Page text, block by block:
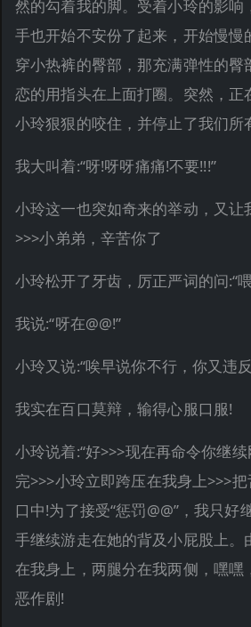
然的勾着我的脚。受着小玲的影响
手也开始不安份了起来，开始慢慢
穿小热裤的臀部，那充满弹性的臀
恋的用指头在上面打圈。突然，正
小玲狠狠的咬住，并停止了我们所
我大叫着:“呀!呀呀痛痛!不要!!!”
小玲这一也突如奇来的举动，又让
>>>小弟弟，辛苦你了
小玲松开了牙齿，厉正严词的问:“
我说:“呀在@@!”
小玲又说:“唉早说你不行，你又违
我实在百口莫辩，输得心服口服!
小玲说着:“好>>>现在再命令你继
完>>>小玲立即跨压在我身上>>>
口中!为了接受“惩罚@@”，我只好
手继续游走在她的背及小屁股上。
在我身上，两腿分在我两侧，嘿嘿
恶作剧!